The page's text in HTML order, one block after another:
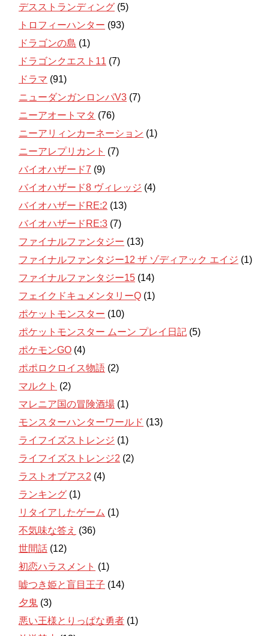
デスストランディング (5)
トロフィーハンター (93)
ドラゴンの島 (1)
ドラゴンクエスト11 (7)
ドラマ (91)
ニューダンガンロンパV3 (7)
ニーアオートマタ (76)
ニーアリィンカーネーション (1)
ニーアレプリカント (7)
バイオハザード7 (9)
バイオハザード8 ヴィレッジ (4)
バイオハザードRE:2 (13)
バイオハザードRE:3 (7)
ファイナルファンタジー (13)
ファイナルファンタジー12 ザ ゾディアック エイジ (1)
ファイナルファンタジー15 (14)
フェイクドキュメンタリーQ (1)
ポケットモンスター (10)
ポケットモンスター ムーン プレイ日記 (5)
ポケモンGO (4)
ポポロクロイス物語 (2)
マルクト (2)
マレニア国の冒険酒場 (1)
モンスターハンターワールド (13)
ライフイズストレンジ (1)
ライフイズストレンジ2 (2)
ラストオブアス2 (4)
ランキング (1)
リタイアしたゲーム (1)
不気味な答え (36)
世間話 (12)
初恋ハラスメント (1)
嘘つき姫と盲目王子 (14)
夕鬼 (3)
悪い王様とりっぱな勇者 (1)